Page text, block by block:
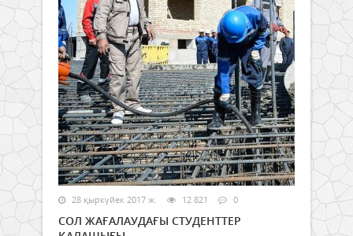
28 қыркүйек 2017 ж. 12 821 0
СОЛ ЖАҒАЛАУДАҒЫ СТУДЕНТТЕР